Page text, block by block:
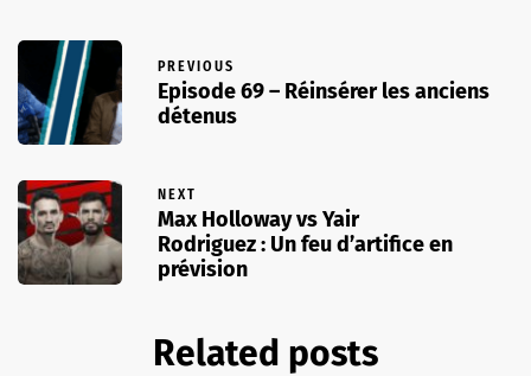
PREVIOUS
Episode 69 – Réinsérer les anciens
détenus
NEXT
Max Holloway vs Yair
Rodriguez : Un feu d’artifice en
prévision
Related posts